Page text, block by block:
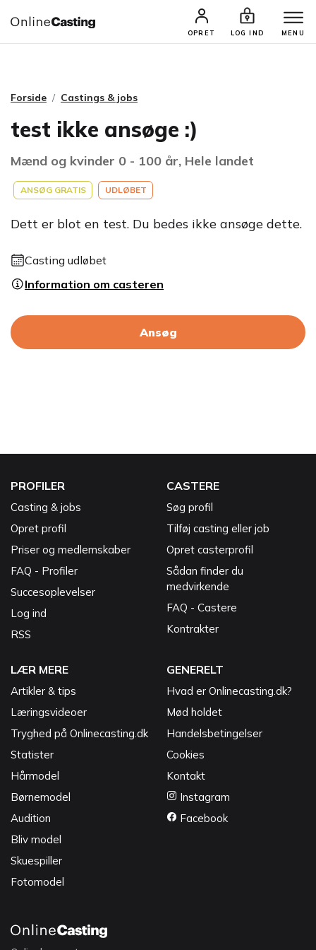
OPRET LOG IND MENU
CASTINGS & JOBS SØG PROFIL
Forside Castings & jobs
test ikke ansøge :)
Mænd og kvinder 0 - 100 år, Hele landet
ANSØG GRATIS UDLØBET
Dett er blot en test. Du bedes ikke ansøge dette.
Casting udløbet
Information om casteren
Ansøg
PROFILER
Casting & jobs
Opret profil
Priser og medlemskaber
FAQ - Profiler
Succesoplevelser
Log ind
RSS
CASTERE
Søg profil
Tilføj casting eller job
Opret casterprofil
Sådan finder du
medvirkende
FAQ - Castere
Kontrakter
LÆR MERE
Artikler & tips
Læringsvideoer
Tryghed på Onlinecasting.dk
Statister
Hårmodel
Børnemodel
Audition
Bliv model
Skuespiller
Fotomodel
GENERELT
Hvad er Onlinecasting.dk?
Mød holdet
Handelsbetingelser
Cookies
Kontakt
Instagram
Facebook